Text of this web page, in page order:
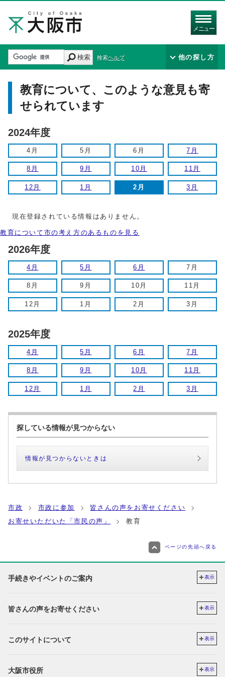
メニュー
検索 検索ヘルプ 他の探し方
教育について、このような意見も寄
せられています
2024年度
4月 5月 6月 7月
8月 9月 10月 11月
12月 1月 2月 3月
現在登録されている情報はありません。
教育について市の考え方のあるものを見る
2026年度
4月 5月 6月 7月
8月 9月 10月 11月
12月 1月 2月 3月
2025年度
4月 5月 6月 7月
8月 9月 10月 11月
12月 1月 2月 3月
探している情報が見つからない
情報が見つからないときは
市政 市政に参加
皆さんの声をお寄せください
お寄せいただいた「市民の声」
教育
ページの先頭へ戻る
手続きやイベントのご案内 表示
皆さんの声をお寄せください 表示
このサイトについて 表示
大阪市役所 表示